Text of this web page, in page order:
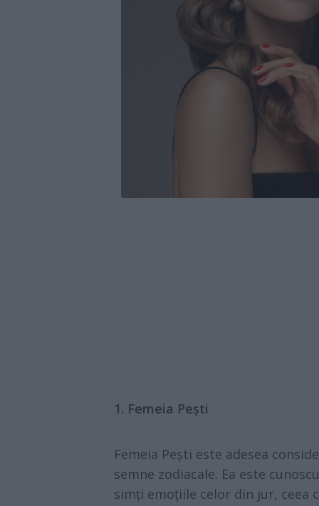
1. Femeia Pești
Femeia Pești este adesea
semne zodiacale. Ea este
simți emoțiile celor din jur, ceea